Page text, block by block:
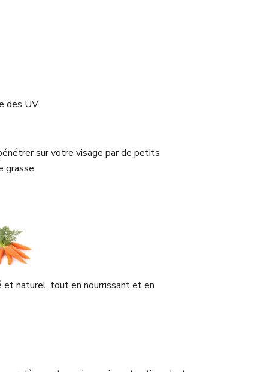
des UV.
sur votre visage par de petits
grasse.
et naturel, tout en nourrissant et en